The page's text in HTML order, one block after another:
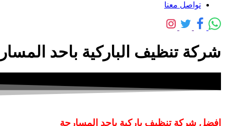
تواصل معنا
شركة تنظيف الباركية باحد المسارحة 0558592765 خشب –
افضل شركة تنظيف باركية باحد المسارحة